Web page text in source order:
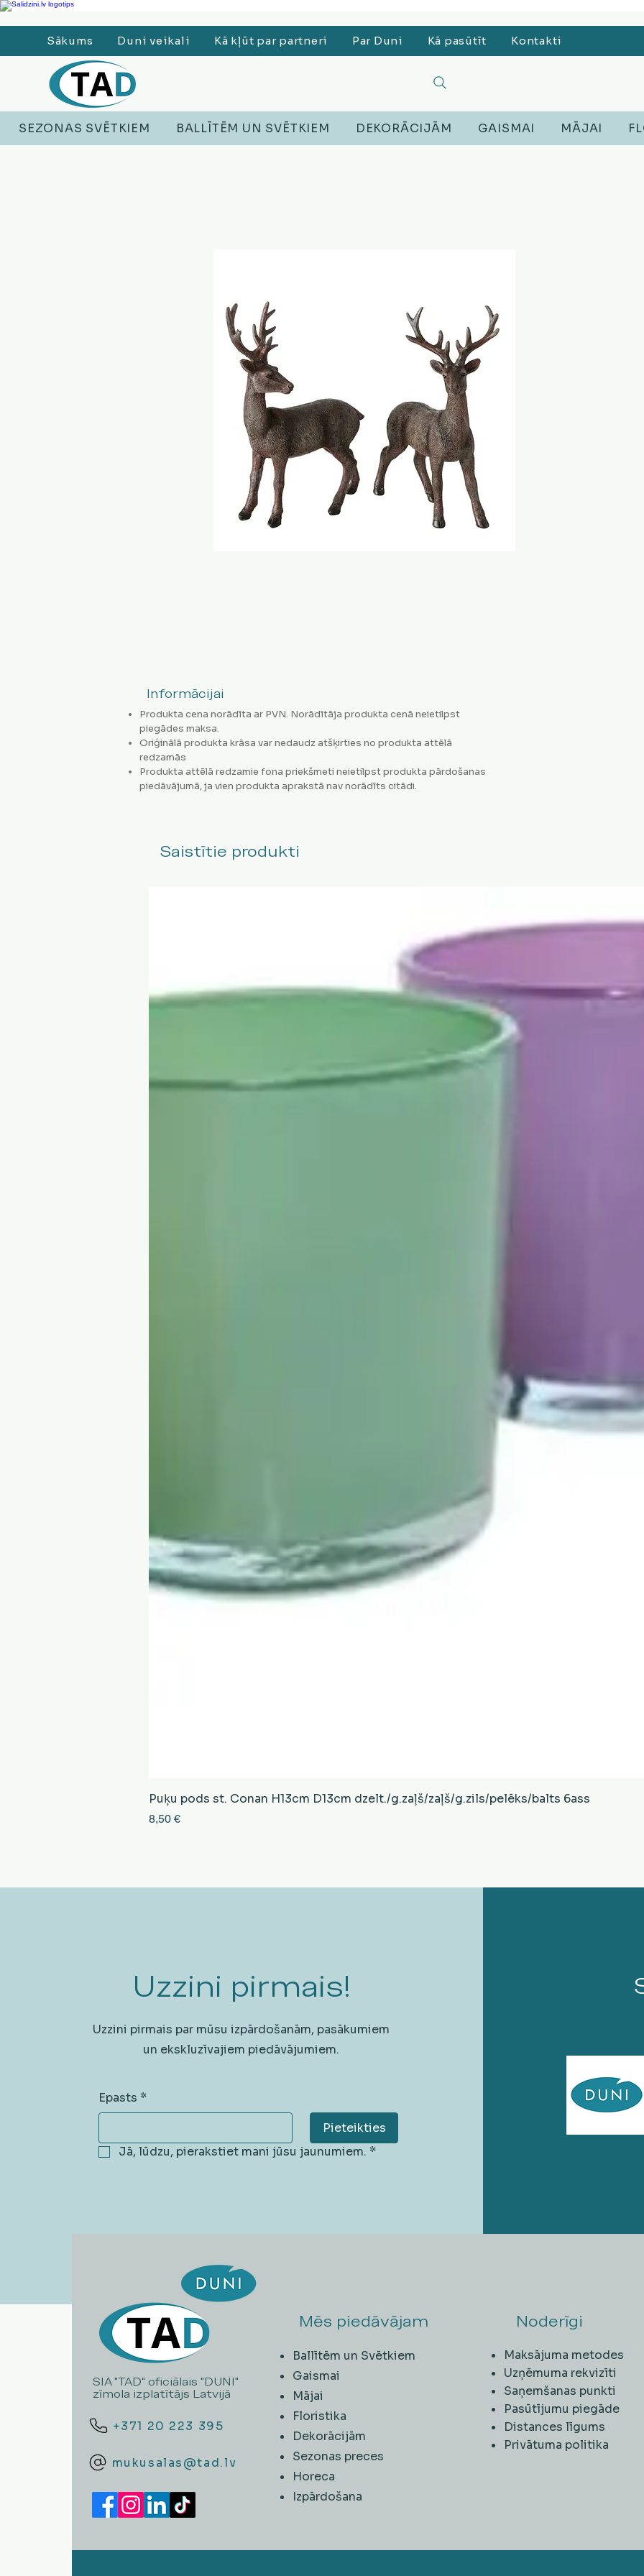
Ledusskapji, Sadzīves tehnika, Smaržas, Operatīvā atmiņa, Putekļu sūcēji, Lego, Austiņas
Sākums Duni veikali Kā kļūt par partneri Par Duni Kā pasūtīt Kontakti
SEZONAS SVĒTKIEM BALLĪTĒM UN SVĒTKIEM DEKORĀCIJĀM GAISMAI MĀJAI
Informācijai
Produkta cena norādīta ar PVN. Norādītāja produkta cenā neietilpst
piegādes maksa.
Oriģinālā produkta krāsa var nedaudz atšķirties no produkta attēlā
redzamās
Produkta attēlā redzamie fona priekšmeti neietilpst produkta pārdošanas
piedāvājumā, ja vien produkta aprakstā nav norādīts citādi.
Saistītie produkti
Ātrais skats
Puķu pods st. Conan H13cm D13cm dzelt./g.zaļš/zaļš/g.zils/pelēks/balts 6ass
Cena
8,50 €
Uzzini pirmais!
Uzzini pirmais par mūsu izpārdošanām, pasākumiem
un ekskluzīvajiem piedāvājumiem.
Epasts *
Pieteikties
Jā, lūdzu, pierakstiet mani jūsu jaunumiem. *
SIA "TAD" oficiālais "DUNI"
zīmola izplatītājs Latvijā
+371 20 223 395
mukusalas@tad.lv
Mēs piedāvājam
Ballītēm un Svētkiem
Gaismai
Mājai
Floristika
Dekorācijām
Sezonas preces
Horeca
​Izpārdošana
Noderīgi
Maksājuma metodes
Uzņēmuma rekvizīti
Saņemšanas punkti
Pasūtījumu piegāde
Distances līgums
Privātuma politika